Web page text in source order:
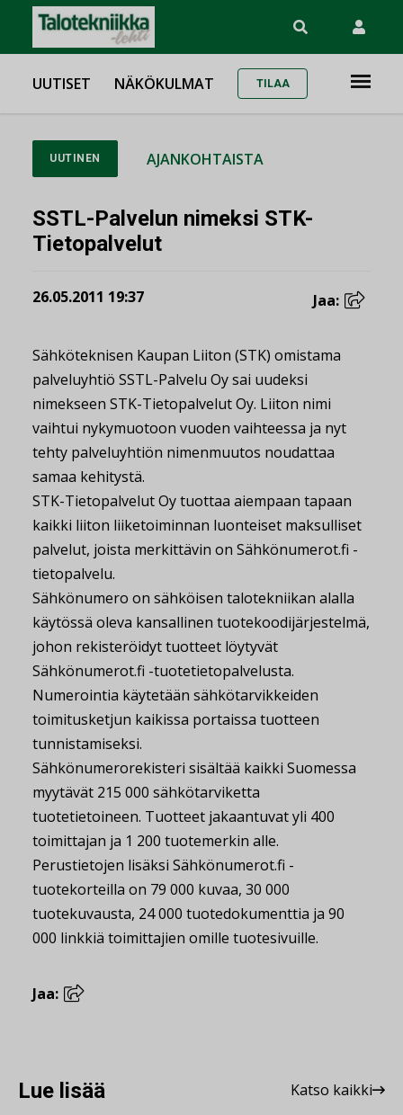
UUTISET NÄKÖKULMAT TILAA
UUTINEN AJANKOHTAISTA
SSTL-Palvelun nimeksi STK-
Tietopalvelut
26.05.2011 19:37 Jaa:
Sähköteknisen Kaupan Liiton (STK) omistama
palveluyhtiö SSTL-Palvelu Oy sai uudeksi
nimekseen STK-Tietopalvelut Oy. Liiton nimi
vaihtui nykymuotoon vuoden vaihteessa ja nyt
tehty palveluyhtiön nimenmuutos noudattaa
samaa kehitystä.
STK-Tietopalvelut Oy tuottaa aiempaan tapaan
kaikki liiton liiketoiminnan luonteiset maksulliset
palvelut, joista merkittävin on Sähkönumerot.fi -
tietopalvelu.
Sähkönumero on sähköisen talotekniikan alalla
käytössä oleva kansallinen tuotekoodijärjestelmä,
johon rekisteröidyt tuotteet löytyvät
Sähkönumerot.fi -tuotetietopalvelusta.
Numerointia käytetään sähkötarvikkeiden
toimitusketjun kaikissa portaissa tuotteen
tunnistamiseksi.
Sähkönumerorekisteri sisältää kaikki Suomessa
myytävät 215 000 sähkötarviketta
tuotetietoineen. Tuotteet jakaantuvat yli 400
toimittajan ja 1 200 tuotemerkin alle.
Perustietojen lisäksi Sähkönumerot.fi -
tuotekorteilla on 79 000 kuvaa, 30 000
tuotekuvausta, 24 000 tuotedokumenttia ja 90
000 linkkiä toimittajien omille tuotesivuille.
Jaa:
Lue lisää Katso kaikki